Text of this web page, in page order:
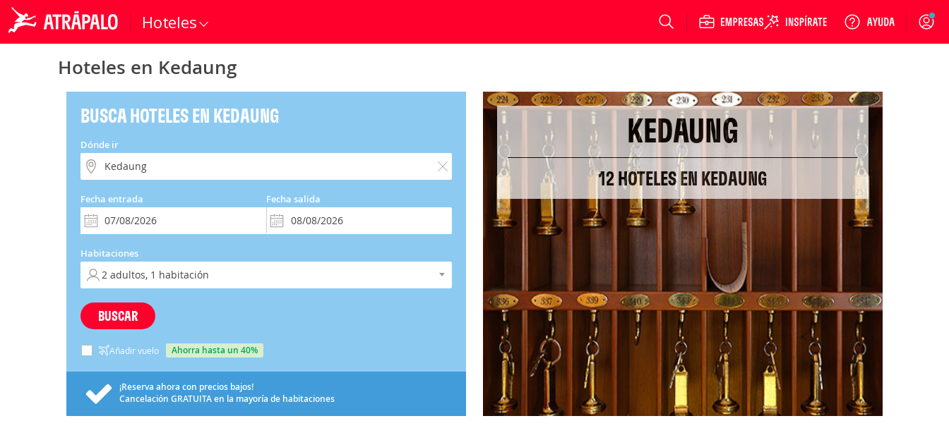
Hoteles Login
Hoteles en Kedaung
BUSCA HOTELES EN KEDAUNG
Dónde ir
Fecha entrada Fecha salida
Habitaciones
BUSCAR
Añadir vuelo ahorra hasta un 40%
¡Reserva ahora con precios bajos!
Cancelación GRATUITAen la mayoría de habitaciones
KEDAUNG
12 HOTELES EN KEDAUNG